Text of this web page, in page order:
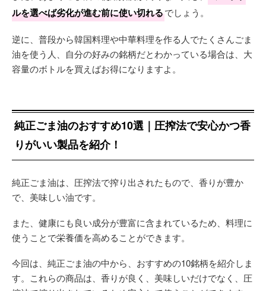
ルを選べば劣化が進む前に使い切れるでしょう。
逆に、普段から韓国料理や中華料理を作る人でたくさんごま
油を使う人、自分の好みの銘柄だとわかっている場合は、大
容量のボトルを買えばお得になりますよ。
純正ごま油のおすすめ10選｜圧搾法で安心かつ香
りがいい製品を紹介！
純正ごま油は、圧搾法で搾り出されたもので、香りが豊か
で、美味しい油です。
また、健康にも良い成分が豊富に含まれているため、料理に
使うことで栄養価を高めることができます。
今回は、純正ごま油の中から、おすすめの10銘柄を紹介しま
す。これらの商品は、香りが良く、美味しいだけでなく、圧